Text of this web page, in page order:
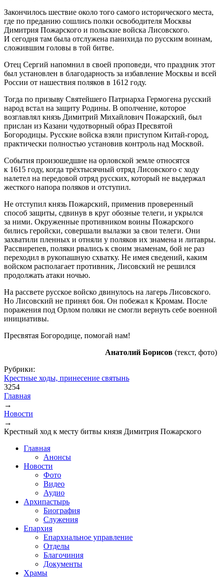
Закончилось шествие около того самого исторического места,
где по преданию сошлись полки освободителя Москвы
Димитрия Пожарского и польские войска Лисовского.
И сегодня там была отслужена панихида по русским воинам,
сложившим головы в той битве.
Отец Сергий напомнил в своей проповеди, что праздник этот
был установлен в благодарность за избавление Москвы и всей
России от нашествия поляков в 1612 году.
Тогда по призыву Святейшего Патриарха Гермогена русский
народ встал на защиту Родины. В ополчение, которое
возглавлял князь Димитрий Михайлович Пожарский, был
прислан из Казани чудотворный образ Пресвятой
Богородицы. Русские войска взяли приступом Китай-город,
практически полностью установив контроль над Москвой.
События произошедшие на орловской земле относятся
к 1615 году, когда трёхтысячный отряд Лисовского с ходу
налетел на передовой отряд русских, который не выдержал
жесткого напора поляков и отступил.
Не отступил князь Пожарский, применив проверенный
способ защиты, сдвинув в круг обозные телеги, и укрылся
за ними. Окруженные противником воины Пожарского
бились геройски, совершали вылазки за свои телеги. Они
захватили пленных и отняли у поляков их знамена и литавры.
Рассвирепев, поляки рвались к своим знаменам, бой не раз
переходил в рукопашную схватку. Не имея сведений, каким
войском располагает противник, Лисовский не решился
продолжать атаки ночью.
На рассвете русское войско двинулось на лагерь Лисовского.
Но Лисовский не принял боя. Он побежал к Кромам. После
поражения под Орлом поляки не смогли вернуть себе военной
инициативы.
Пресвятая Богородице, помогай нам!
Анатолий Борисов (текст, фото)
Рубрики:
Крестные ходы, принесение святынь
3254
Вы здесь
Главная
→
Новости
→
Крестный ход к месту битвы князя Димитрия Пожарского
Главная
Анонсы
Новости
Фото
Видео
Аудио
Архипастырь
Биография
Служения
Епархия
Епархиальное управление
Отделы
Благочиния
Документы
Храмы